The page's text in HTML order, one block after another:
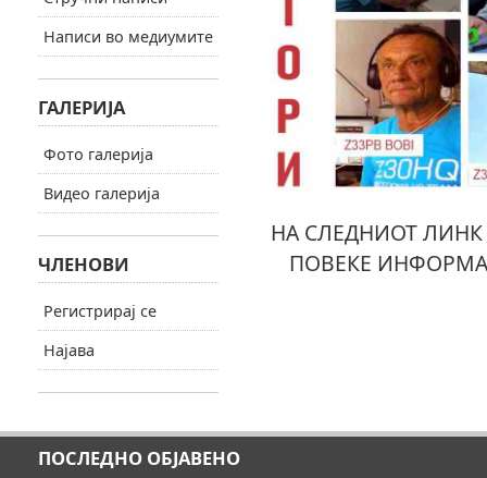
НА СЛЕДНИОТ
ПОВЕКЕ
Написи во медиумите
ГАЛЕРИЈА
Фото галерија
Видео галерија
ЧЛЕНОВИ
Регистрирај се
Најава
ПОСЛЕДНО ОБЈАВЕНО